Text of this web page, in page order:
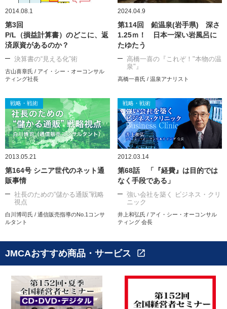
2014.08.1
第3回
P/L（損益計算書）のどこに、返
済原資があるのか？
決算書の“見える化”術
古山喜章氏 / アイ・シー・オーコンサル
ティング社長
2024.04.9
第114回 鉛温泉(岩手県) 深さ
1.25ｍ！ 日本一深い岩風呂に
たゆたう
高橋一喜の『これぞ！"本物の温
泉"』
高橋一喜氏 / 温泉アナリスト
戦略・戦術
2013.05.21
第164号 シニア世代のネット通
販事情
社長のための“儲かる通販”戦略
視点
白川博司氏 / 通信販売指導のNo.1コンサ
ルタント
戦略・戦術
2012.03.14
第68話 「『経費』は目的では
なく手段である」
強い会社を築く ビジネス・クリ
ニック
井上和弘氏 / アイ・シー・オーコンサル
ティング 会長
JMCAおすすめ商品・サービス open_in_new